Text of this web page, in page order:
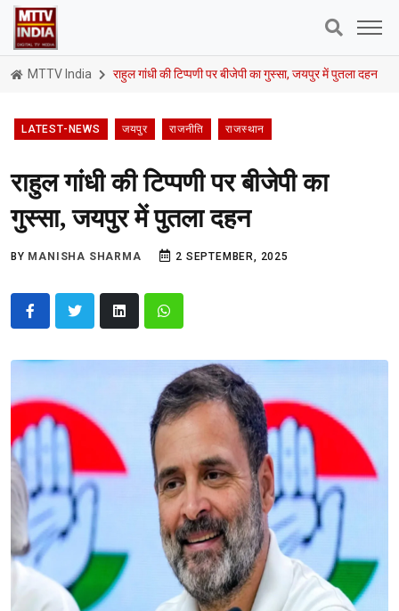
MTTV India राहुल गांधी की टिप्पणी पर बीजेपी का गुस्सा, जयपुर में पुतला दहन
LATEST-NEWS जयपुर राजनीति राजस्थान
राहुल गांधी की टिप्पणी पर बीजेपी का
गुस्सा, जयपुर में पुतला दहन
BY MANISHA SHARMA 2 SEPTEMBER, 2025